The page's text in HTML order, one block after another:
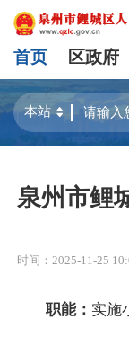
首页 区政府
泉州市鲤
时间：2025-11-25
职能： 实施